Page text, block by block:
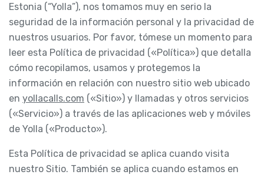
Estonia (“Yolla”), nos tomamos muy en serio la
seguridad de la información personal y la privacidad de
nuestros usuarios. Por favor, tómese un momento para
leer esta Política de privacidad («Política») que detalla
cómo recopilamos, usamos y protegemos la
información en relación con nuestro sitio web ubicado
en yollacalls.com («Sitio») y llamadas y otros servicios
(«Servicio») a través de las aplicaciones web y móviles
de Yolla («Producto»).
Esta Política de privacidad se aplica cuando visita
nuestro Sitio. También se aplica cuando estamos en